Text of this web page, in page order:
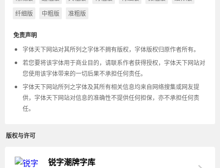
纤细版
中粗版 准粗版
免责声明
字体天下网站对其所列之字体不拥有版权，字体版权归原作者所有。
若您要将该字体用于商业目的，请联系作者获得授权，字体天下网站对
您使用该字体带来的一切后果不承担任何责任。
字体天下网站所列之字体及其所有相关信息均来自网络搜集或网友提
供，字体天下网站对信息的准确性不提供任何担保，亦不承担任何责
任。
版权与许可
锐字潮牌字库